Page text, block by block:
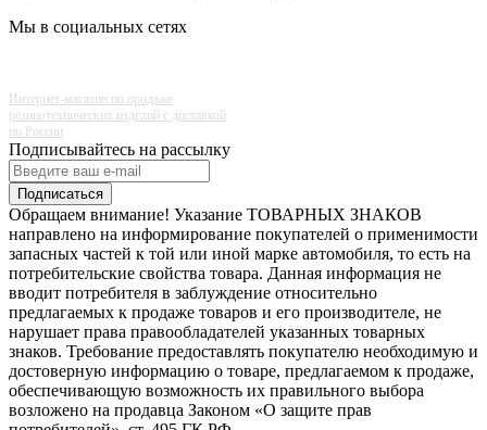
Мы в социальных сетях
Интернет-магазин по продаже
резинотехнических изделий с доставкой
по России
Подписывайтесь на рассылку
Подписаться
Обращаем внимание! Указание ТОВАРНЫХ ЗНАКОВ
направлено на информирование покупателей о применимости
запасных частей к той или иной марке автомобиля, то есть на
потребительские свойства товара. Данная информация не
вводит потребителя в заблуждение относительно
предлагаемых к продаже товаров и его производителе, не
нарушает права правообладателей указанных товарных
знаков. Требование предоставлять покупателю необходимую и
достоверную информацию о товаре, предлагаемом к продаже,
обеспечивающую возможность их правильного выбора
возложено на продавца Законом «О защите прав